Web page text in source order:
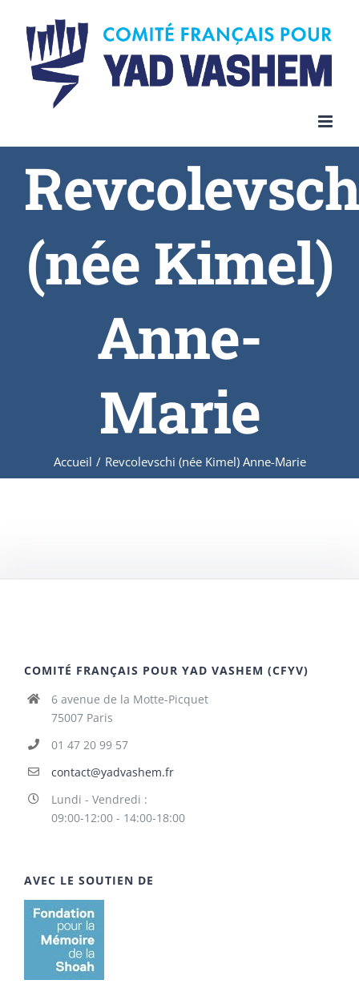
content
(née Kimel)
Anne-
Marie
Accueil / Revcolevschi (née Kimel) Anne-Marie
COMITÉ FRANÇAIS POUR YAD VASHEM (CFYV)
6 avenue de la Motte-Picquet
75007 Paris
01 47 20 99 57
contact@yadvashem.fr
Lundi - Vendredi :
09:00-12:00 - 14:00-18:00
AVEC LE SOUTIEN DE